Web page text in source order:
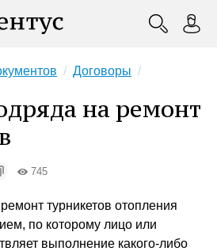
Договоры
на ремонт
745
турникетов отопления
по которому лицо или
выполнение какого-либо